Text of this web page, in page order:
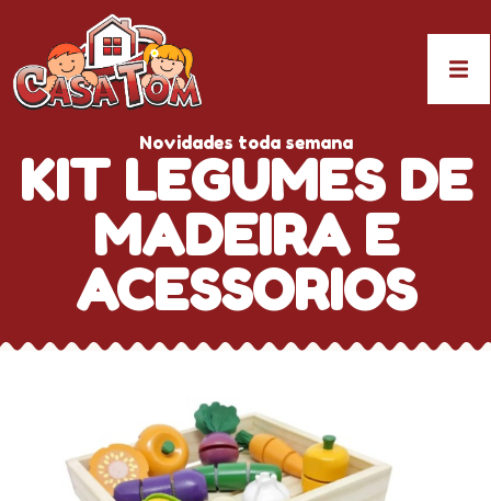
Novidades toda semana
KIT LEGUMES DE
MADEIRA E
ACESSORIOS